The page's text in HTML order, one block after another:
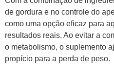
de gordura e no controle do
como uma opção eficaz para
resultados reais. Ao evitar a
o metabolismo, o suplemento
propício para a perda de peso.